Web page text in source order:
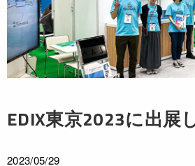
EDIX東京2023に出展
2023/05/29